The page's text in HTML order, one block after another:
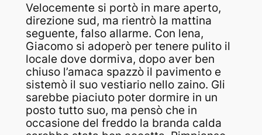
Velocemente si portò in mare aperto,
direzione sud, ma rientrò la mattina
seguente, falso allarme. Con lena,
Giacomo si adoperò per tenere pulito il
locale dove dormiva, dopo aver ben
chiuso l’amaca spazzò il pavimento e
sistemò il suo vestiario nello zaino. Gli
sarebbe piaciuto poter dormire in un
posto tutto suo, ma pensò che in
occasione del freddo la branda calda